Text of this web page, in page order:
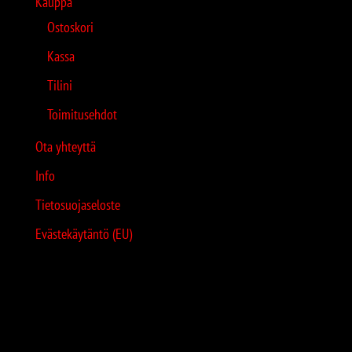
Ostoskori
Kassa
Tilini
Toimitusehdot
Ota yhteyttä
Info
Tietosuojaseloste
Evästekäytäntö (EU)